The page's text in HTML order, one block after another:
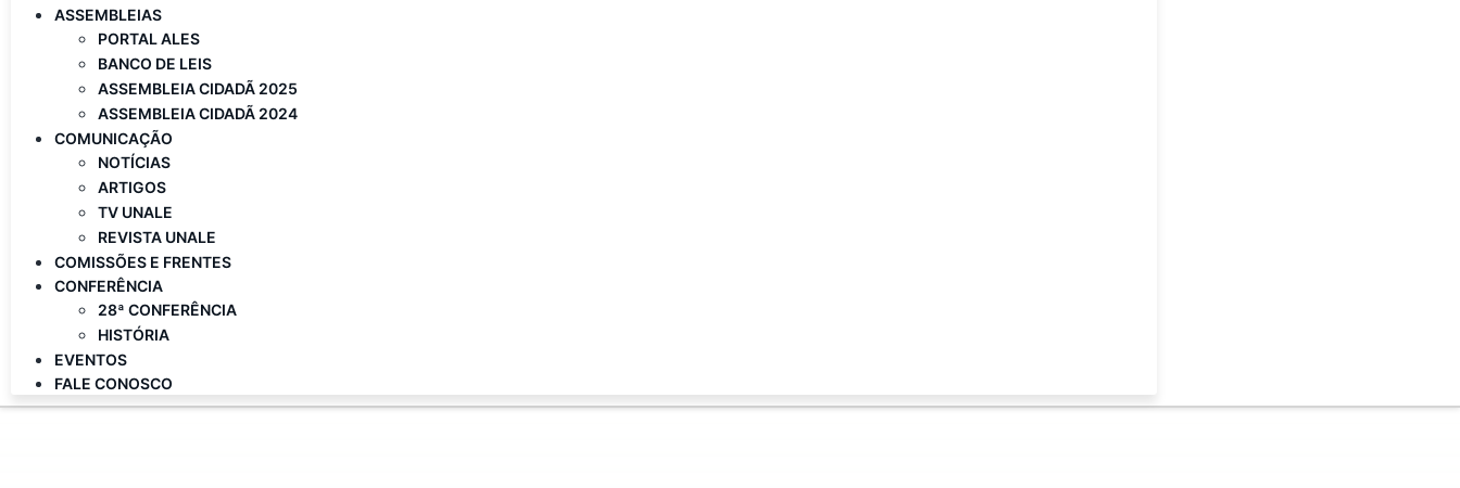
ASSEMBLEIAS
PORTAL ALES
BANCO DE LEIS
ASSEMBLEIA CIDADÃ 2025
ASSEMBLEIA CIDADÃ 2024
COMUNICAÇÃO
NOTÍCIAS
ARTIGOS
TV UNALE
REVISTA UNALE
COMISSÕES E FRENTES
CONFERÊNCIA
28ª CONFERÊNCIA
HISTÓRIA
EVENTOS
FALE CONOSCO